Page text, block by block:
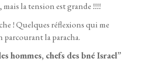
la tension est grande !!!!
! Quelques réflexions qui me
parcourant la paracha.
hommes, chefs des bné Israel”